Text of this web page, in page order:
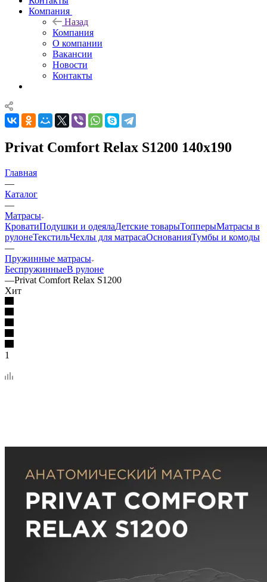
Компания
Назад
Компания
О компании
Вакансии
Новости
Контакты
Privat Comfort Relax S1200 140x190
Главная
—
Каталог
—
Матрасы
КроватиПодушки и одеялаДетские товарыТопперыМатрасы в
рулонеТекстильЧехлы для матрасаОснованияТумбы и комоды
—
Пружинные матрасы
БеспружинныеВ рулоне
—Privat Comfort Relax S1200
Хит
1